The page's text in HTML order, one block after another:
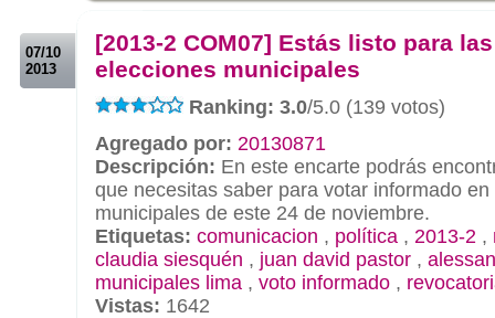
07/10
2013
[2013-2 COM07] Estás listo para las
elecciones municipales
Ranking: 3.0/5.0 (139 votos)
Agregado por: 20130871
Descripción: En este encarte podrás
que necesitas saber para votar informado
municipales de este 24 de noviembre.
Etiquetas: comunicacion , política , 2013-2 ,
claudia siesquén , juan david pastor ,
municipales lima , voto informado ,
Vistas: 1642